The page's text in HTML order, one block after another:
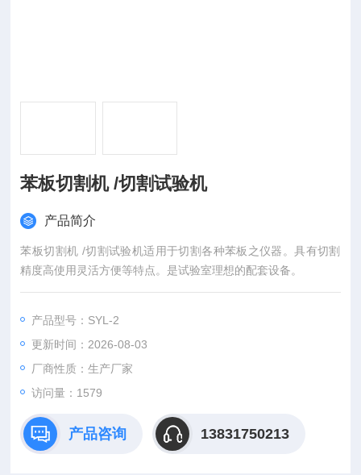
苯板切割机 /切割试验机
产品简介
苯板切割机 /切割试验机适用于切割各种苯板之仪器。具有切割
精度高使用灵活方便等特点。是试验室理想的配套设备。
产品型号：SYL-2
更新时间：2026-08-03
厂商性质：生产厂家
访问量：1579
产品咨询 13831750213